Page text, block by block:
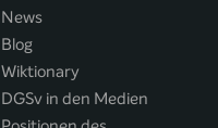
News
Blog
Wiktionary
DGSv in den Medien